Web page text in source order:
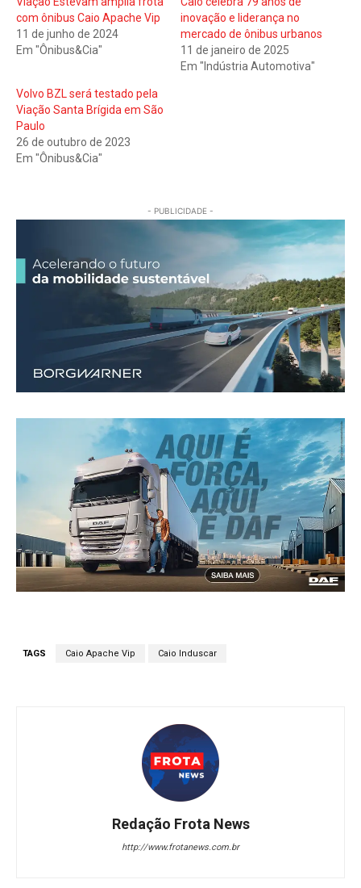
com ônibus Caio Apache Vip
11 de junho de 2024
Em "Ônibus&Cia"
inovação e liderança no
mercado de ônibus urbanos
11 de janeiro de 2025
Em "Indústria Automotiva"
Volvo BZL será testado pela
Viação Santa Brígida em São
Paulo
26 de outubro de 2023
Em "Ônibus&Cia"
- PUBLICIDADE -
TAGS Caio Apache Vip Caio Induscar
Redação Frota News
http://www.frotanews.com.br